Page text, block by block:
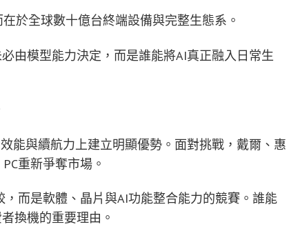
於全球數十億台終端設備與完整生態系。
由模型能力決定，而是誰能將AI真正融入日常生
能與續航力上建立明顯優勢。面對挑戰，戴爾、惠
重新爭奪市場。
而是軟體、晶片與AI功能整合能力的競賽。誰能
換機的重要理由。